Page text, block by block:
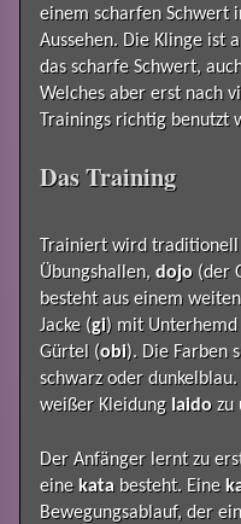
einem scharfen Schwert
Aussehen. Die Klinge ist
das scharfe Schwert,
Welches aber erst nach
Trainings richtig benutzt
Das Training
Trainiert wird
Übungshallen, dojo (der
besteht aus einem
Jacke (gi) mit Unterhemd
Gürtel (obi). Die Farben
schwarz oder
weißer Kleidung Iaido zu
Der Anfänger lernt zu
eine kata besteht. Eine
Bewegungsablauf, der